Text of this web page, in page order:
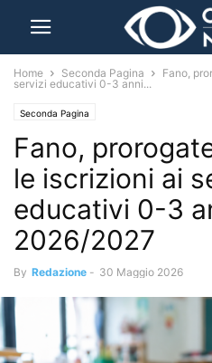
Home Seconda Pagina
Fano,
servizi educativi 0-3 anni...
Seconda Pagina
Fano,
le iscrizioni ai
educativi 0-3
2026/2027
By Redazione - 30 Maggio 2026